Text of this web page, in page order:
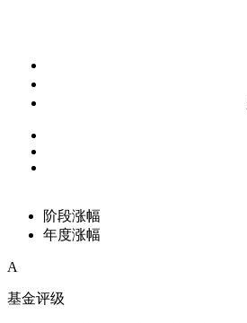
阶段涨幅
年度涨幅
A
基金评级